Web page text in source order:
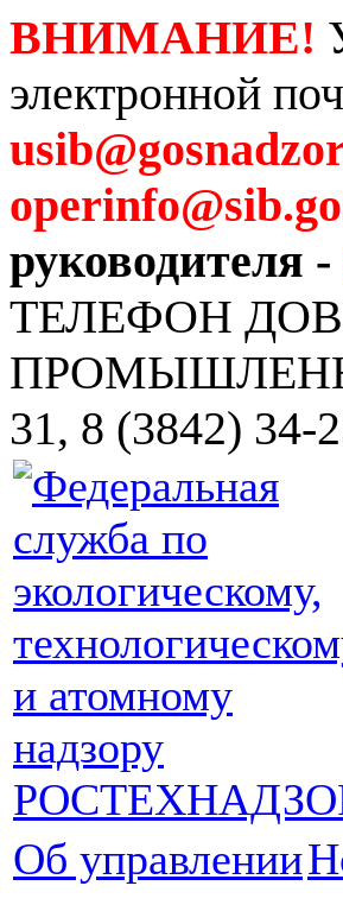
ВНИМАНИЕ!
электронной
руководителя -
ТЕЛЕФОН
31, 8 (3842) 34-
Об управлении